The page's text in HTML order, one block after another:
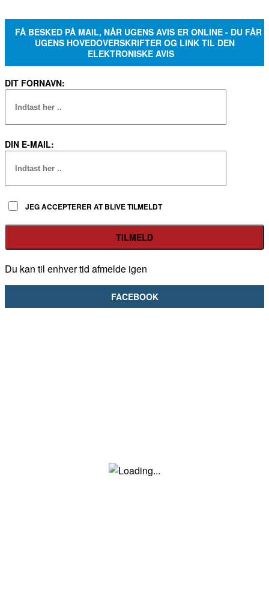
FÅ BESKED PÅ MAIL, NÅR UGENS AVIS ER ONLINE - DU FÅR
UGENS HOVEDOVERSKRIFTER OG LINK TIL DEN
ELEKTRONISKE AVIS
DIT FORNAVN:
DIN E-MAIL:
JEG ACCEPTERER AT BLIVE TILMELDT
Du kan til enhver tid afmelde igen
FACEBOOK